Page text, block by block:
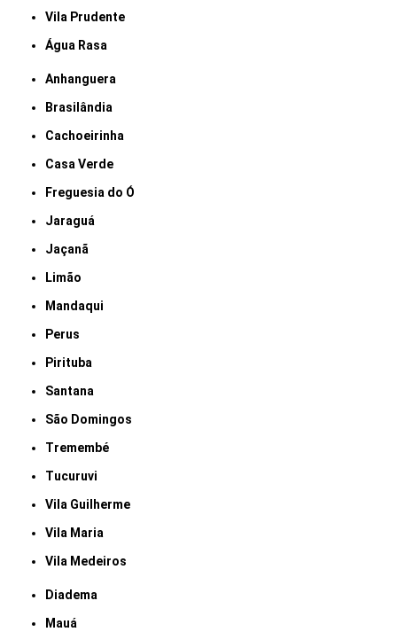
Vila Prudente
Água Rasa
Anhanguera
Brasilândia
Cachoeirinha
Casa Verde
Freguesia do Ó
Jaraguá
Jaçanã
Limão
Mandaqui
Perus
Pirituba
Santana
São Domingos
Tremembé
Tucuruvi
Vila Guilherme
Vila Maria
Vila Medeiros
Diadema
Mauá